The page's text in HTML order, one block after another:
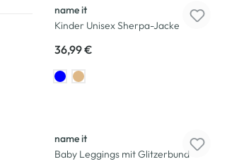
name it
Kinder Unisex Sherpa-Jacke
36,99 €
name it
Baby Leggings mit Glitzerbund